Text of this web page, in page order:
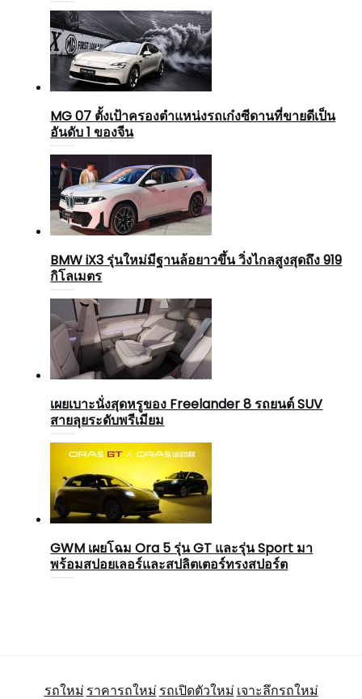
MG 07 ตั้งเป้าครองตำแหน่งรถเก๋งซีดานที่ขายดีเป็น
อันดับ 1 ของจีน
BMW iX3 รุ่นใหม่มีฐานล้อยาวขึ้น วิ่งไกลสูงสุดถึง 919
กิโลเมตร
เผยเบาะนั่งสุดหรูของ Freelander 8 รถยนต์ SUV
สายลุยระดับพรีเมียม
GWM เผยโฉม Ora 5 รุ่น GT และรุ่น Sport มา
พร้อมสปอยเลอร์และสปลิตเตอร์ทรงสปอร์ต
รถใหม่ ราคารถใหม่ รถเปิดตัวใหม่ เจาะลึกรถใหม่